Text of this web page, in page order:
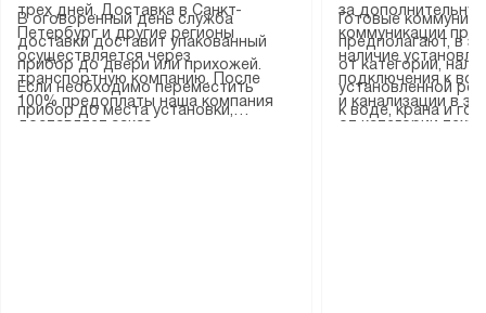
трех дней. Доставка в Санкт-
Петербург и другие регионы
осуществляется через
транспортную компанию. После
100% предоплаты наша компания
доставляет заказ
В оговоренный день служба
доставки доставит упакованный
прибор до двери или прихожей.
Если необходимо переместить
прибор до места установки,
за
коммуникации
наличие
подключения к
и канализации в
от категории
Готовые
предполагают, в
от категории,
установленной
к воде, крана и